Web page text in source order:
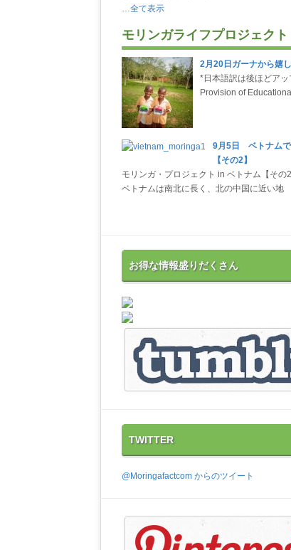
…全て表示
モリンガライフプロジェクト
2月20日ガーナから嬉
*日本語訳は後ほどアッ
Provision of
9月5日 ベトナムで
【その2】
モリンガ・プロジェクト in ベトナム【その2
ベトナムは南北に長く、北の中国に近い地
お得な情報盛りだくさん
TWITTER
@Moringafactcom からのツイート